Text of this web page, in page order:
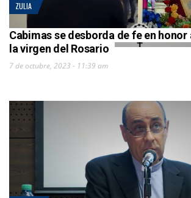
ZULIA
Cabimas se desborda de fe en honor
la virgen del Rosario
7 de octubre, 2023 - 11:39 am